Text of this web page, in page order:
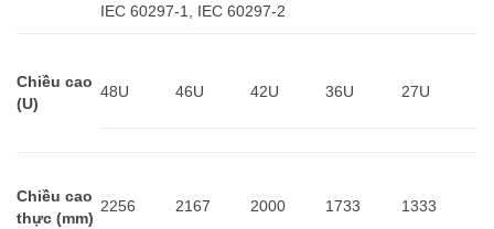
IEC 60297-1, IEC 60297-2
Chiều cao
(U)
48U 46U 42U 36U 27U
Chiều cao
thực (mm)
2256 2167 2000 1733 1333